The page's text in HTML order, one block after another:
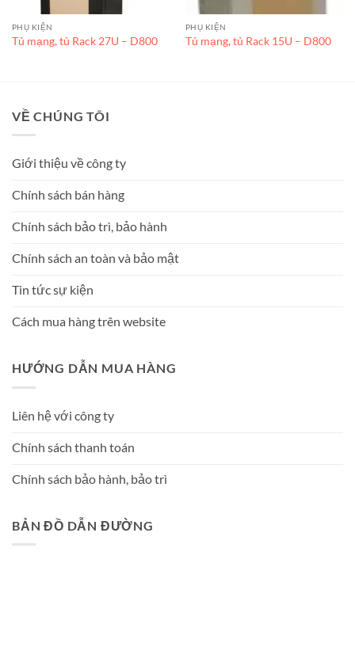
PHỤ KIỆN
Tủ mạng, tủ Rack 27U – D800
PHỤ KIỆN
Tủ mạng, tủ Rack 15U – D800
VỀ CHÚNG TÔI
Giới thiệu về công ty
Chính sách bán hàng
Chính sách bảo trì, bảo hành
Chính sách an toàn và bảo mật
Tin tức sự kiện
Cách mua hàng trên website
HƯỚNG DẪN MUA HÀNG
Liên hệ với công ty
Chính sách thanh toán
Chính sách bảo hành, bảo trì
BẢN ĐỒ DẪN ĐƯỜNG